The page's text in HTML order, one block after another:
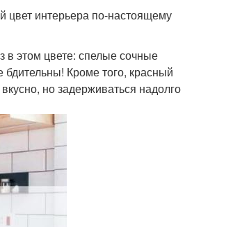
цвет интерьера по-настоящему
в этом цвете: спелые сочные
Кроме того, красный
но задерживаться надолго